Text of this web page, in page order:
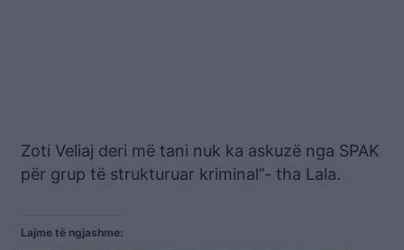
Zoti Veliaj deri më tani nuk ka askuzë nga SPAK
për grup të strukturuar kriminal”- tha Lala.
Lajme të ngjashme: